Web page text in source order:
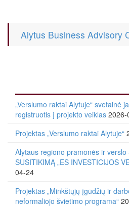
Alytus Business Advisory
„Verslumo raktai Alytuje“ svetainė
registruotis į projekto veiklas 2026-
Projektas „Verslumo raktai Alytuje“
Alytaus regiono pramonės ir verslo
SUSITIKIMĄ „ES INVESTICIJOS
04-24
Projektas „Minkštųjų įgūdžių ir
neformaliojo švietimo programa“